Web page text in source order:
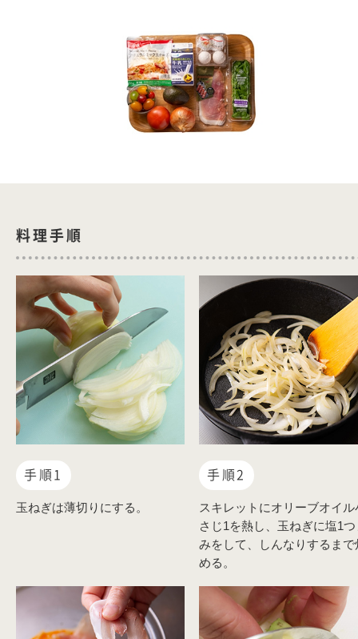
料理手順
手順1
玉ねぎは薄切りにする。
手順2
スキレットにオリーブオイル
さじ1を熱し、玉ねぎに塩1つ
みをして、しんなりするまで
める。